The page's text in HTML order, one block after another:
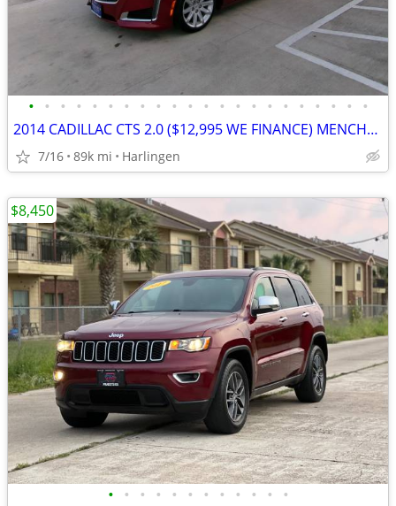
• • • • • • • • • • • • • • • • • • • • • •
2014 CADILLAC CTS 2.0 ($12,995 WE FINANCE) MENCHACA AUTO SALES
7/16 89k mi Harlingen
• • • • • • • • • • • •
$8,450